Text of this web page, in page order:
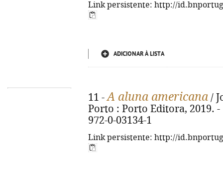
Link persistente: http://
ADICIONAR À LISTA
11 -A aluna americana /
Porto : Porto Editora, 2019. -
972-0-03134-1
Link persistente: http://